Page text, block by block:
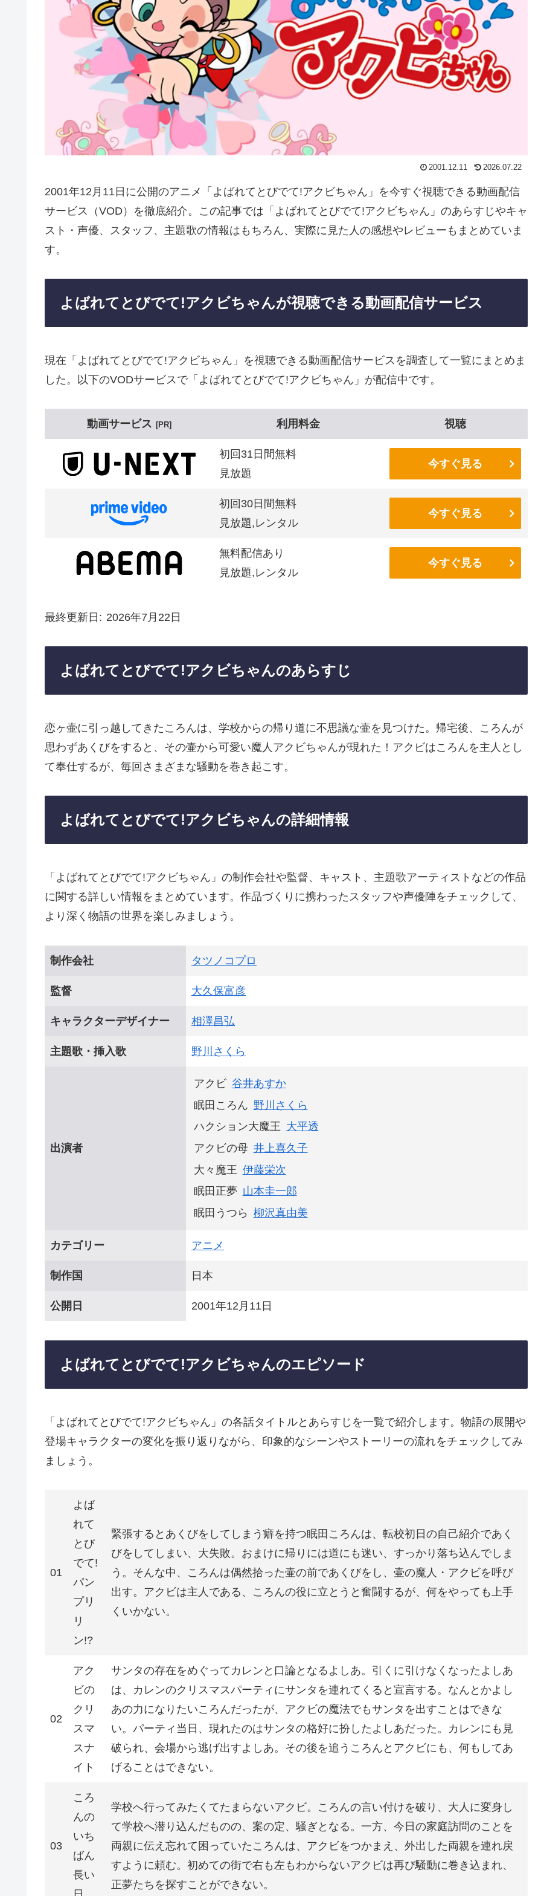
2001.12.11 2026.07.22
2001年12月11日に公開のアニメ「よばれてとびでて!アクビちゃん」を今すぐ視聴できる動画配信
サービス（VOD）を徹底紹介。この記事では「よばれてとびでて!アクビちゃん」のあらすじやキャ
スト・声優、スタッフ、主題歌の情報はもちろん、実際に見た人の感想やレビューもまとめていま
す。
よばれてとびでて!アクビちゃんが視聴できる動画配信サービス
現在「よばれてとびでて!アクビちゃん」を視聴できる動画配信サービスを調査して一覧にまとめま
した。以下のVODサービスで「よばれてとびでて!アクビちゃん」が配信中です。
動画サービス PR 利用料金 視聴
初回31日間無料
見放題
今すぐ見る
初回30日間無料
見放題,レンタル
今すぐ見る
無料配信あり
見放題,レンタル
今すぐ見る
最終更新日 2026年7月22日
よばれてとびでて!アクビちゃんのあらすじ
恋ヶ壷に引っ越してきたころんは、学校からの帰り道に不思議な壷を見つけた。帰宅後、ころんが
思わずあくびをすると、その壷から可愛い魔人アクビちゃんが現れた！アクビはころんを主人とし
て奉仕するが、毎回さまざまな騒動を巻き起こす。
よばれてとびでて!アクビちゃんの詳細情報
「よばれてとびでて!アクビちゃん」の制作会社や監督、キャスト、主題歌アーティストなどの作品
に関する詳しい情報をまとめています。作品づくりに携わったスタッフや声優陣をチェックして、
より深く物語の世界を楽しみましょう。
制作会社 タツノコプロ
監督 大久保富彦
キャラクターデザイナー 相澤昌弘
主題歌・挿入歌 野川さくら
出演者
アクビ 谷井あすか
眠田ころん 野川さくら
ハクション大魔王 大平透
アクビの母 井上喜久子
大々魔王 伊藤栄次
眠田正夢 山本圭一郎
眠田うつら 柳沢真由美
カテゴリー アニメ
制作国 日本
公開日 2001年12月11日
よばれてとびでて!アクビちゃんのエピソード
「よばれてとびでて!アクビちゃん」の各話タイトルとあらすじを一覧で紹介します。物語の展開や
登場キャラクターの変化を振り返りながら、印象的なシーンやストーリーの流れをチェックしてみ
ましょう。
01
よば
れて
とび
でて!
パン
プリ
リ
ン!?
緊張するとあくびをしてしまう癖を持つ眠田ころんは、転校初日の自己紹介であく
びをしてしまい、大失敗。おまけに帰りには道にも迷い、すっかり落ち込んでしま
う。そんな中、ころんは偶然拾った壷の前であくびをし、壷の魔人・アクビを呼び
出す。アクビは主人である、ころんの役に立とうと奮闘するが、何をやっても上手
くいかない。
02
アク
ビの
クリ
スマ
スナ
イト
サンタの存在をめぐってカレンと口論となるよしあ。引くに引けなくなったよしあ
は、カレンのクリスマスパーティにサンタを連れてくると宣言する。なんとかよし
あの力になりたいころんだったが、アクビの魔法でもサンタを出すことはできな
い。パーティ当日、現れたのはサンタの格好に扮したよしあだった。カレンにも見
破られ、会場から逃げ出すよしあ。その後を追うころんとアクビにも、何もしてあ
げることはできない。
03
ころ
んの
いち
ばん
長い
学校へ行ってみたくてたまらないアクビ。ころんの言い付けを破り、大人に変身し
て学校へ潜り込んだものの、案の定、騒ぎとなる。一方、今日の家庭訪問のことを
両親に伝え忘れて困っていたころんは、アクビをつかまえ、外出した両親を連れ戻
すように頼む。初めての街で右も左もわからないアクビは再び騒動に巻き込まれ、
正夢たちを探すことができない。